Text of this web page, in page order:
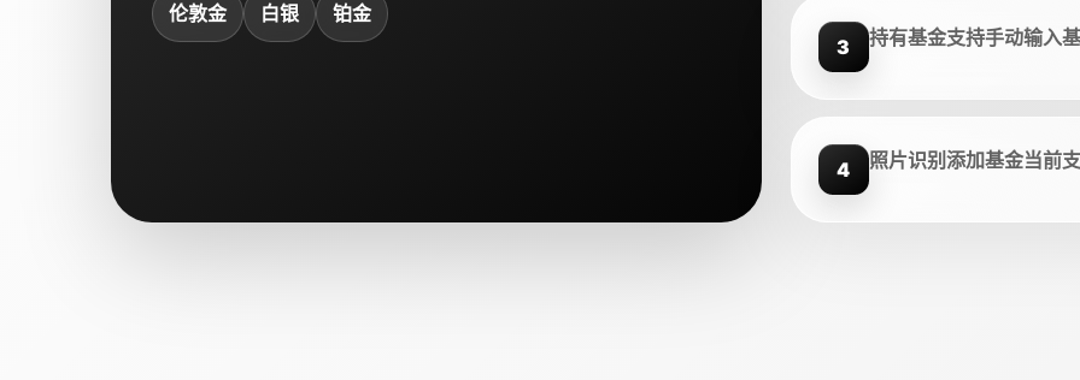
伦敦金 白银 铂金
3 持有基金支持手动输入
4 照片识别添加基金当前